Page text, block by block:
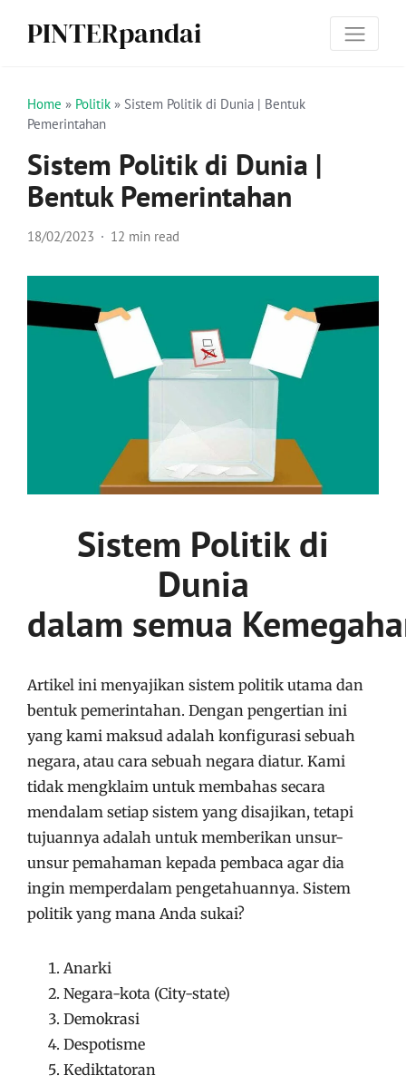
PINTERpandai
Home » Politik » Sistem Politik di Dunia | Bentuk
Pemerintahan
Sistem Politik di Dunia |
Bentuk Pemerintahan
18/02/2023 12 min read
Sistem Politik di
Dunia
dalam semua
Artikel ini menyajikan sistem politik utama dan
bentuk pemerintahan. Dengan pengertian ini
yang kami maksud adalah konfigurasi sebuah
negara, atau cara sebuah negara diatur. Kami
tidak mengklaim untuk membahas secara
mendalam setiap sistem yang disajikan, tetapi
tujuannya adalah untuk memberikan unsur-
unsur pemahaman kepada pembaca agar dia
ingin memperdalam pengetahuannya. Sistem
politik yang mana Anda sukai?
Anarki
Negara-kota (City-state)
Demokrasi
Despotisme
Kediktatoran